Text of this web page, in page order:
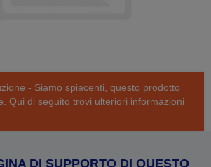
- Siamo spiacenti, questo prodotto
Qui di seguito trovi ulteriori informazioni
DI SUPPORTO DI QUESTO